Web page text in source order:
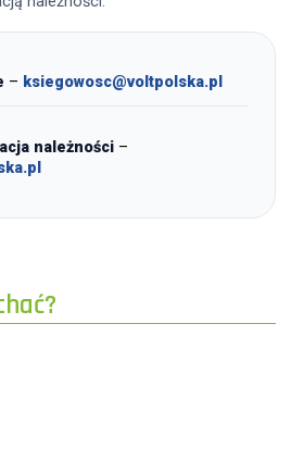
– ksiegowosc@voltpolska.pl
należności –